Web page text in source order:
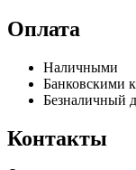
Оплата
Наличными
Банковскими
Безналичный
Контакты